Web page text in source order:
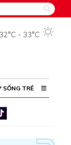
32°C - 33°C
SỐNG TRẺ